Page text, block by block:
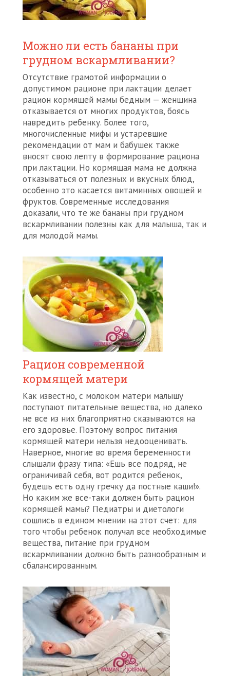
Можно ли есть бананы при
грудном вскармливании?
Отсутствие грамотой информации о
допустимом рационе при лактации делает
рацион кормящей мамы бедным — женщина
отказывается от многих продуктов, боясь
навредить ребенку. Более того,
многочисленные мифы и устаревшие
рекомендации от мам и бабушек также
вносят свою лепту в формирование рациона
при лактации. Но кормящая мама не должна
отказываться от полезных и вкусных блюд,
особенно это касается витаминных овощей и
фруктов. Современные исследования
доказали, что те же бананы при грудном
вскармливании полезны как для малыша, так и
для молодой мамы.
Рацион современной
кормящей матери
Как известно, с молоком матери малышу
поступают питательные вещества, но далеко
не все из них благоприятно сказываются на
его здоровье. Поэтому вопрос питания
кормящей матери нельзя недооценивать.
Наверное, многие во время беременности
слышали фразу типа: «Ешь все подряд, не
ограничивай себя, вот родится ребенок,
будешь есть одну гречку да постные каши!».
Но каким же все-таки должен быть рацион
кормящей мамы? Педиатры и диетологи
сошлись в едином мнении на этот счет: для
того чтобы ребенок получал все необходимые
вещества, питание при грудном
вскармливании должно быть разнообразным и
сбалансированным.